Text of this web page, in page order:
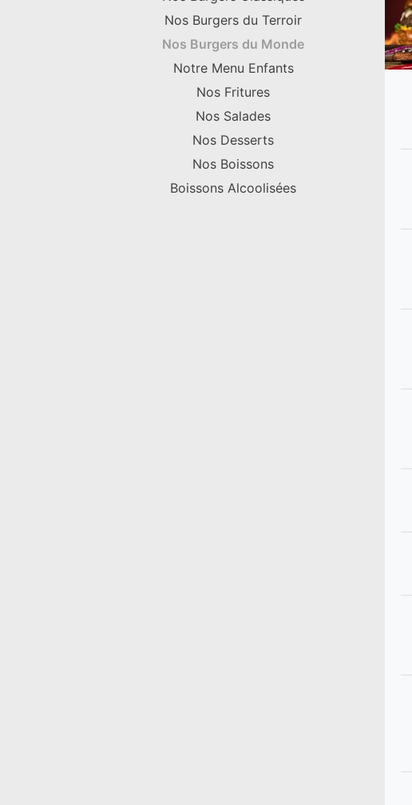
Nos Burgers du Terroir
Nos Burgers du Monde
Notre Menu Enfants
Nos Fritures
Nos Salades
Nos Desserts
Nos Boissons
Boissons Alcoolisées